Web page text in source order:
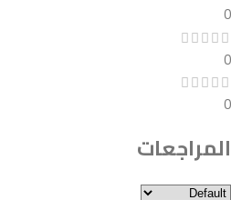
0
0
0
المراجعات